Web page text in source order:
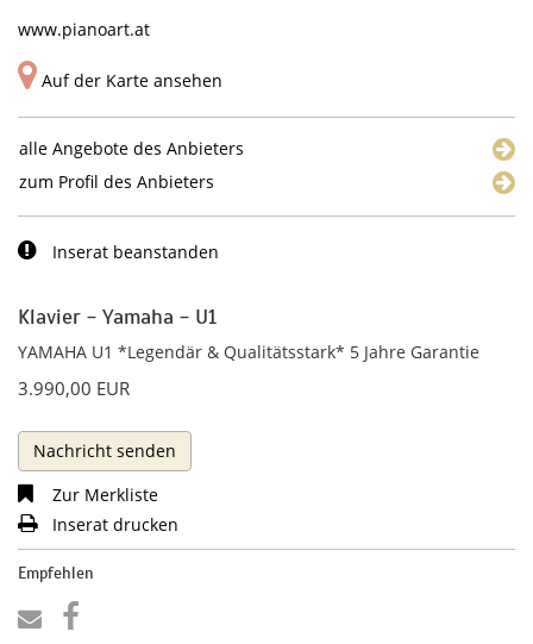
www.pianoart.at
Auf der Karte ansehen
alle Angebote des Anbieters
zum Profil des Anbieters
Inserat beanstanden
Klavier - Yamaha - U1
YAMAHA U1 *Legendär & Qualitätsstark* 5 Jahre Garantie
3.990,00 EUR
Nachricht senden
Zur Merkliste
Inserat drucken
Empfehlen